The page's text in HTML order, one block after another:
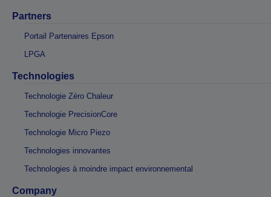
Partners
Portail Partenaires Epson
LPGA
Technologies
Technologie Zéro Chaleur
Technologie PrecisionCore
Technologie Micro Piezo
Technologies innovantes
Technologies à moindre impact environnemental
Company